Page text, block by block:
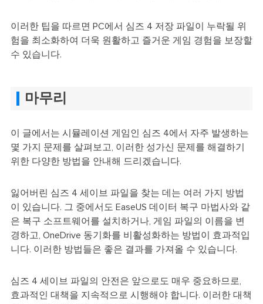
이러한 팁을 따르면 PC에서 심즈 4 저장 파일이 누락될 위
험을 최소화하여 더욱 원활하고 즐거운 게임 경험을 보장할
수 있습니다.
마무리
이 글에서는 시뮬레이션 게임인 심즈 4에서 자주 발생하는
몇 가지 문제를 살펴보고, 이러한 성가신 문제를 해결하기
위한 다양한 방법을 안내해 드리겠습니다.
잃어버린 심즈 4 세이브 파일을 찾는 데는 여러 가지 방법
이 있습니다. 그 중에서도 EaseUS 데이터 복구 마법사와 같
은 복구 소프트웨어를 설치하거나, 게임 파일의 이름을 변
경하고, OneDrive 동기화를 비활성화하는 방법이 효과적입
니다. 이러한 방법들은 좋은 결과를 가져올 수 있습니다.
심즈 4 세이브 파일의 안전은 앞으로도 매우 중요하므로,
효과적인 대책을 지속적으로 시행해야 합니다. 이러한 대책